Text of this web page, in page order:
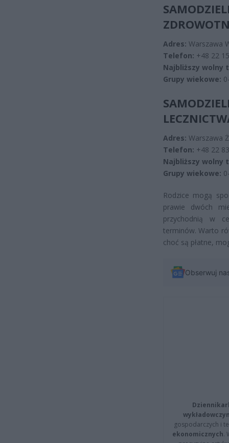
Adres: Warszawa
Telefon: +48 22
Najbliższy wolny
Grupy wiekowe:
Adres: Warszawa
Telefon: +48 22
Najbliższy wolny
Grupy wiekowe:
Rodzice mogą
prawie dwóch
przychodnią w
terminów. Warto
choć są płatne,
Obserwuj
gospodarczych i
ekonomicznych.